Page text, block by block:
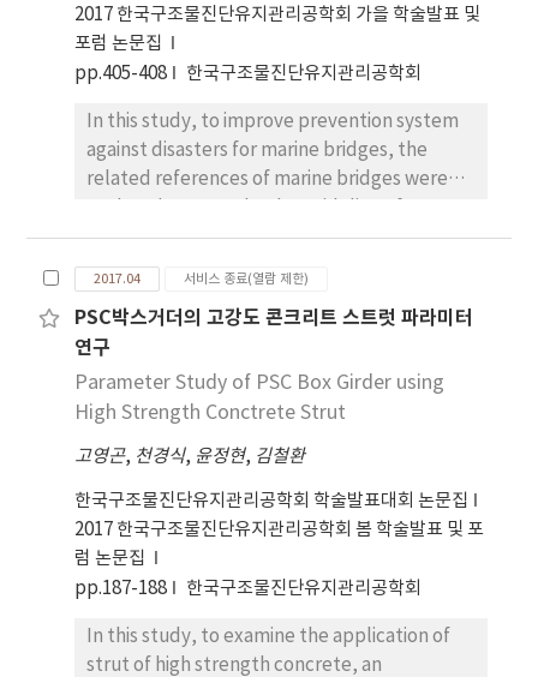
차수·배수 역할을 하는 것으로 나타났다.
2017 한국구조물진단유지관리공학회 가을 학술발표 및
포럼 논문집
pp.405-408
한국구조물진단유지관리공학회
In this study, to improve prevention system
against disasters for marine bridges, the
related references of marine bridges were
prevention facilities against disasters for
marine bridges was proposed. This study will
be referred for establishing related
standards.
2017.04 서비스 종료(열람 제한)
PSC박스거더의 고강도 콘크리트 스트럿 파라미터
연구
Parameter Study of PSC Box Girder using
High Strength Conctrete Strut
고영곤, 천경식, 윤정현, 김철환
한국구조물진단유지관리공학회 학술발표대회 논문집
2017 한국구조물진단유지관리공학회 봄 학술발표 및 포
럼 논문집
pp.187-188
한국구조물진단유지관리공학회
In this study, to examine the application of
strut of high strength concrete, an